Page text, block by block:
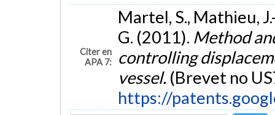
Citer en
APA 7:
Martel, S., Mathieu,
G. (2011). Method
controlling
vessel. (Brevet no
https://